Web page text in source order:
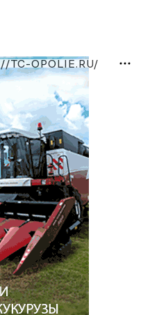
OPOLIE.RU/